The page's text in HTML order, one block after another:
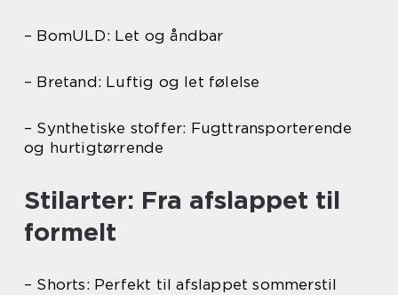
– BomULD: Let og åndbar
– Bretand: Luftig og let følelse
– Synthetiske stoffer: Fugttransporterende
og hurtigtørrende
Stilarter: Fra afslappet til
formelt
– Shorts: Perfekt til afslappet sommerstil